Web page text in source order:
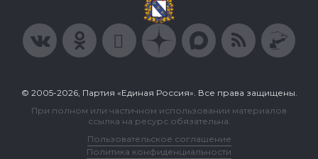
© 2005-2026, Партия «Единая Россия». Все права защищены.
При полном или частичном использовании материалов
ссылка на ресурс обязательна.
Пользовательское соглашение
Политика конфиденциальности